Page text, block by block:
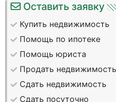
Оставить заявку
Купить недвижимость
Помощь по ипотеке
Помощь юриста
Продать недвижимость
Сдать недвижимость
Сдать посуточно